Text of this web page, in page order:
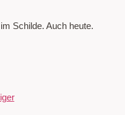
Schilde. Auch heute.